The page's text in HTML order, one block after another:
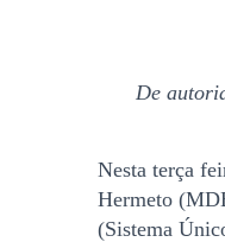
De
Nesta terça
Hermeto
(Sistema